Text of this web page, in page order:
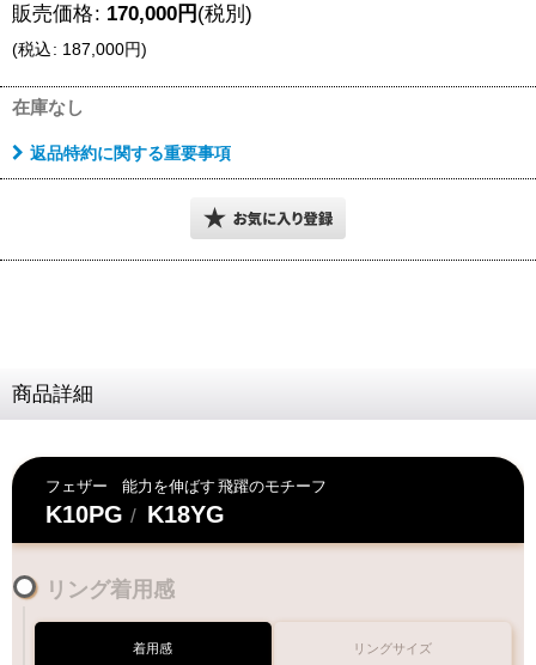
販売価格: 170,000円 (税別)
(税込: 187,000円)
在庫なし
返品特約に関する重要事項
商品詳細
フェザー 能力を伸ばす 飛躍のモチーフ
K10PG / K18YG
リング着用感
着用感 リングサイズ